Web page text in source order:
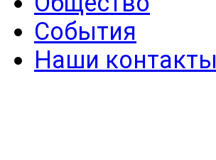
События
Наши контакты